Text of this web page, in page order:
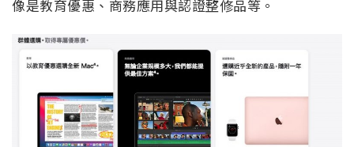
像是教育優惠、商務應用與認證整修品等。